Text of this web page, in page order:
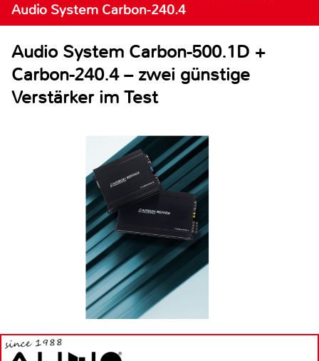
Audio System Carbon-240.4
Audio System Carbon-500.1D +
Carbon-240.4 – zwei günstige
Verstärker im Test